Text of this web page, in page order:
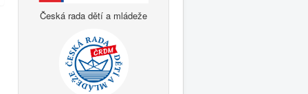
Česká rada dětí a mládeže